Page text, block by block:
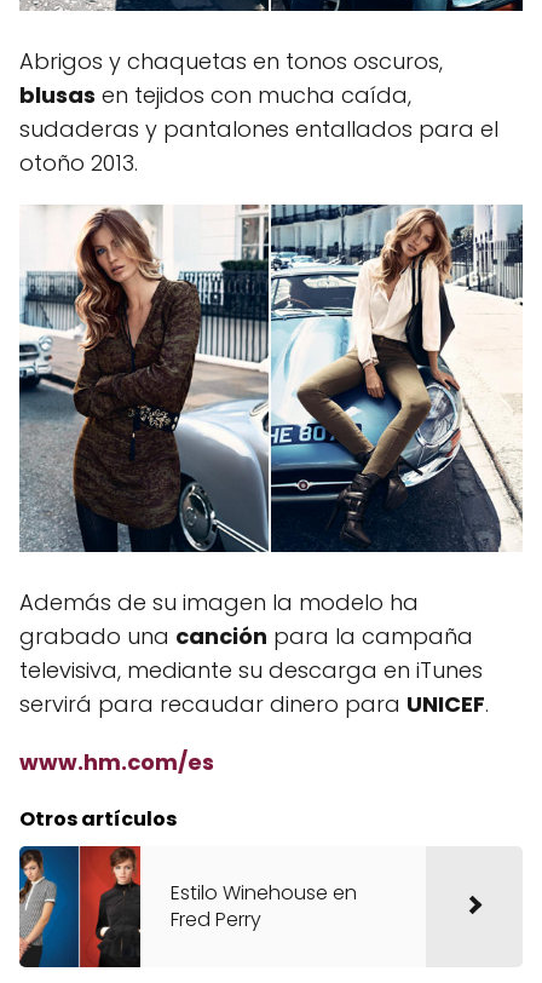
Abrigos y chaquetas en tonos oscuros,
blusas en tejidos con mucha caída,
sudaderas y pantalones entallados para el
otoño 2013.
Además de su imagen la modelo ha
grabado una canción para la campaña
televisiva, mediante su descarga en iTunes
servirá para recaudar dinero para UNICEF.
www.hm.com/es
Otros artículos
Estilo Winehouse en
Fred Perry